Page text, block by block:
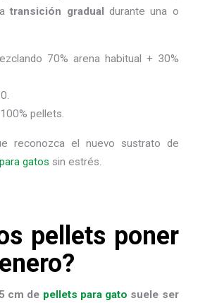
transición gradual durante una o
70% arena habitual + 30%
pellets.
reconozca el nuevo sustrato de
gatos sin estrés.
pellets poner
cm de pellets para gato suele ser